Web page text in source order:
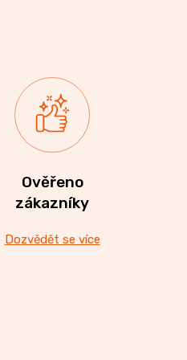
Ověřeno
zákazníky
Dozvědět se více